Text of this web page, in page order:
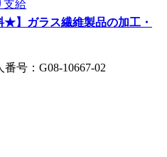
★】ガラス繊維製品の加工・
号：G08-10667-02